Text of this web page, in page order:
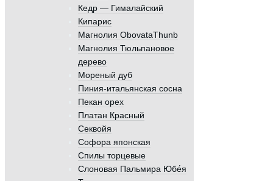
Кедр — Гималайский
Кипарис
Магнолия ObovataThunb
Магнолия Тюльпановое
дерево
Мореный дуб
Пиния-итальянская сосна
Пекан орех
Платан Красный
Секвойя
Софора японская
Спилы торцевые
Слоновая Пальмира Юбе́я